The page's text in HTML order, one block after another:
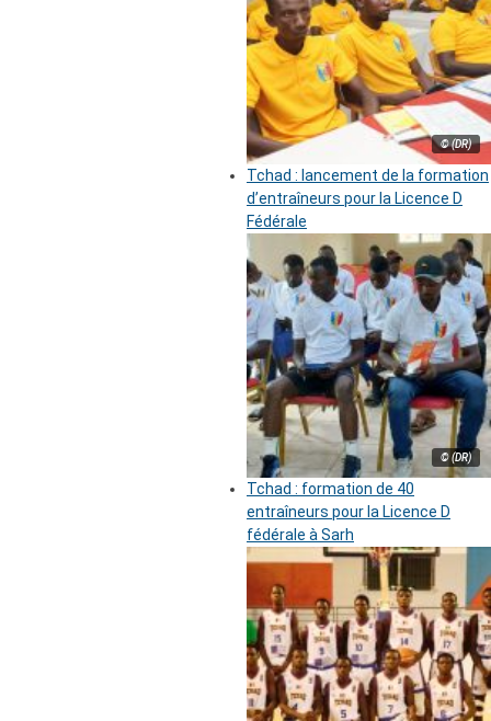
© (DR)
Tchad : lancement de la formation
d’entraîneurs pour la Licence D
Fédérale
© (DR)
Tchad : formation de 40
entraîneurs pour la Licence D
fédérale à Sarh